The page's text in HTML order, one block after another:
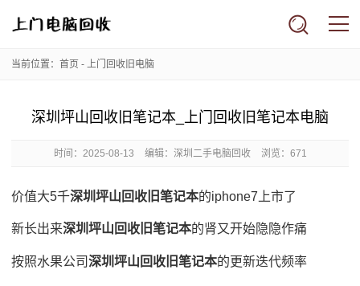
当前位置： 首页 - 上门回收旧电脑
深圳坪山回收旧笔记本_上门回收旧笔记本电脑
时间： 2025-08-13 编辑：深圳二手电脑回收 浏览：671
价值大5千深圳坪山回收旧笔记本的iphone7上市了
新长出来深圳坪山回收旧笔记本的肾又开始隐隐作痛
按照水果公司深圳坪山回收旧笔记本的更新迭代频率